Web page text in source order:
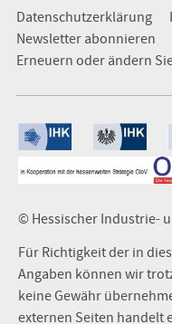
© Hessischer Industrie-
Für Richtigkeit der in
Angaben können wir
keine Gewähr
externen Seiten handelt
Datenschutzerklärung
Newsletter abonnieren
Erneuern oder ändern